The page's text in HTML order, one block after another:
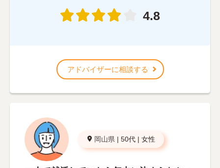
4.8
アドバイザーに相談する
岡山県 | 50代 | 女性